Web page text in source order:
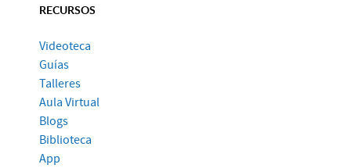
RECURSOS
Videoteca
Guías
Talleres
Aula Virtual
Blogs
Biblioteca
App